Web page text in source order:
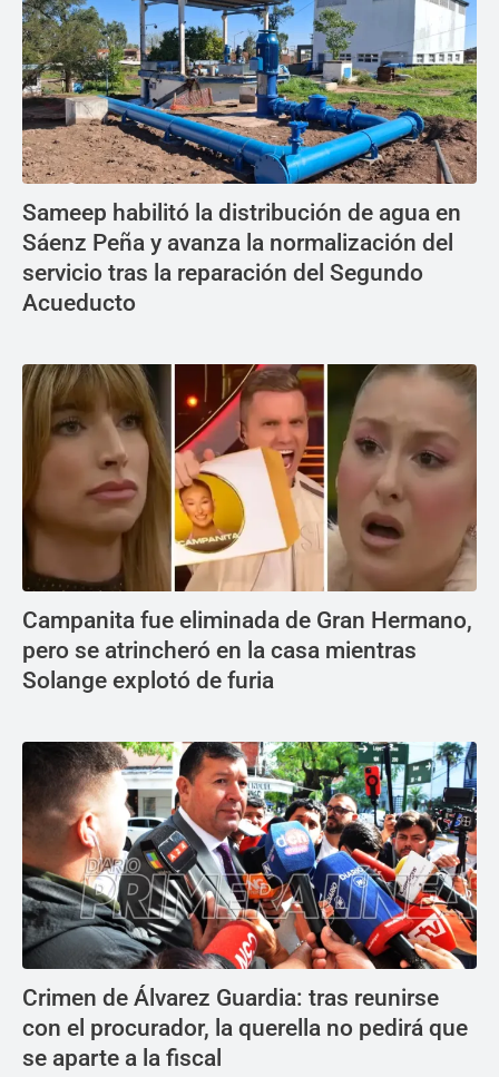
Sameep habilitó la distribución de agua en
Sáenz Peña y avanza la normalización del
servicio tras la reparación del Segundo
Acueducto
Campanita fue eliminada de Gran Hermano,
pero se atrincheró en la casa mientras
Solange explotó de furia
Crimen de Álvarez Guardia: tras reunirse
con el procurador, la querella no pedirá que
se aparte a la fiscal